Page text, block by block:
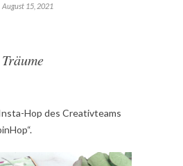
August 15, 2021
Hop des Creativteams